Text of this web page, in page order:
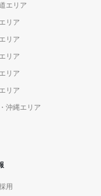
エリア
リア
リア
リア
リア
リア
沖縄エリア
用